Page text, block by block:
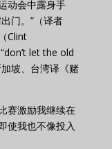
动会中露身手
门。”（译者
Clint
let the old
坡、台湾译《赌
赛激励我继续在
使我也不像投入